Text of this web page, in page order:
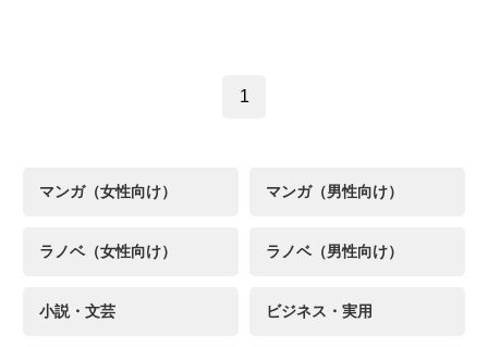
1
マンガ（女性向け） マンガ（男性向け）
ラノベ（女性向け） ラノベ（男性向け）
小説・文芸 ビジネス・実用